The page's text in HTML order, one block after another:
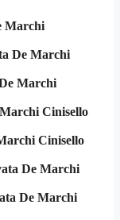
Marchi
De Marchi
Marchi
Cinisello
Cinisello
De Marchi
De Marchi